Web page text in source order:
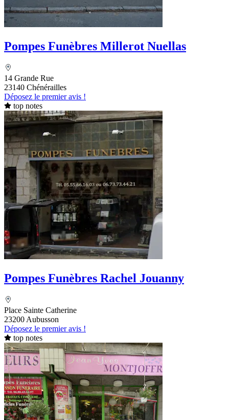
Pompes Funèbres Millerot Nuellas
14 Grande Rue
23140 Chénérailles
Déposez le premier avis !
top notes
Pompes Funèbres Rachel Jouanny
Place Sainte Catherine
23200 Aubusson
Déposez le premier avis !
top notes